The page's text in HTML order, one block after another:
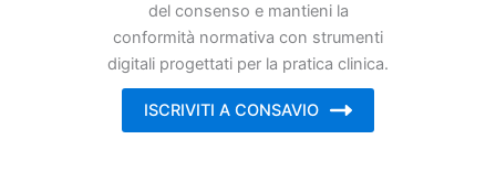
del consenso e mantieni la
conformità normativa con strumenti
digitali progettati per la pratica clinica.
ISCRIVITI A CONSAVIO